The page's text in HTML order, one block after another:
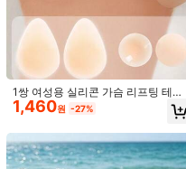
2개 실리콘 가슴 패드, 작은 가슴 보정
용 투명 가슴 패드, 방수 수영복 비키
니 라이너
1,118원 -44% 마지막 3일
1쌍 여성용 실리콘 가슴 리프팅 테이
프, 초박형 순수 실리콘 리프팅 서포트
투명 백리스 가슴 리프팅 접착제
1,460원 -27%